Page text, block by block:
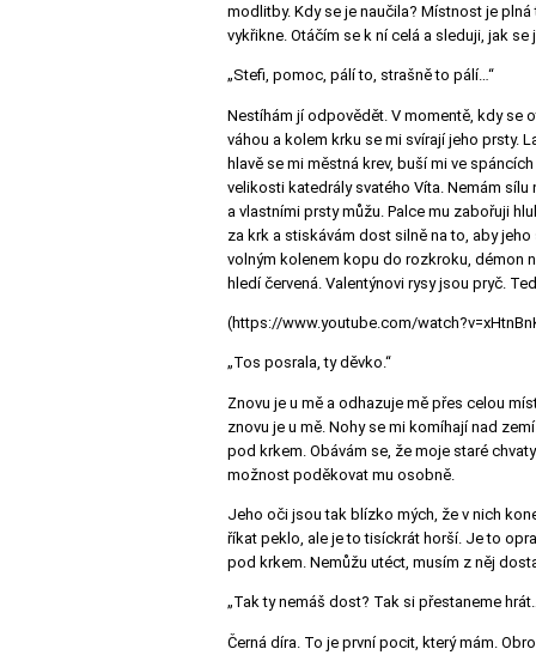
modlitby. Kdy se je naučila? Místnost je
vykřikne. Otáčím se k ní celá a sleduji, jak
„Stefi, pomoc, pálí to, strašně to pálí…“
Nestíhám jí odpovědět. V momentě, kdy se
váhou a kolem krku se mi svírají jeho prsty.
hlavě se mi městná krev, buší mi ve
velikosti katedrály svatého Víta. Nemám
a vlastními prsty můžu. Palce mu zabořuji
za krk a stiskávám dost silně na to, aby
volným kolenem kopu do rozkroku, démon
hledí červená. Valentýnovi rysy jsou pryč.
(https://www.youtube.com/
„Tos posrala, ty děvko.“
Znovu je u mě a odhazuje mě přes celou
znovu je u mě. Nohy se mi komíhají nad
pod krkem. Obávám se, že moje staré
možnost poděkovat mu osobně.
Jeho oči jsou tak blízko mých, že v nich
říkat peklo, ale je to tisíckrát horší. Je to
pod krkem. Nemůžu utéct, musím z něj
„Tak ty nemáš dost? Tak si přestaneme
Černá díra. To je první pocit, který mám.